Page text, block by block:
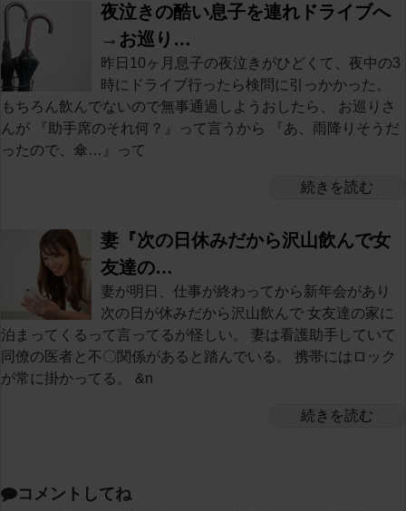
夜泣きの酷い息子を連れドライブへ
→お巡り…
昨日10ヶ月息子の夜泣きがひどくて、夜中の3
時にドライブ行ったら検問に引っかかった。
もちろん飲んでないので無事通過しようおしたら、 お巡りさ
んが 『助手席のそれ何？』って言うから 『あ、雨降りそうだ
ったので、傘…』って
続きを読む
妻『次の日休みだから沢山飲んで女
友達の…
妻が明日、仕事が終わってから新年会があり
次の日が休みだから沢山飲んで 女友達の家に
泊まってくるって言ってるが怪しい。 妻は看護助手していて
同僚の医者と不〇関係があると踏んでいる。 携帯にはロック
が常に掛かってる。 &n
続きを読む
コメントしてね